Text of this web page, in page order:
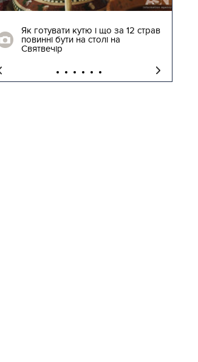
Як готувати кутю і що за 12 страв
повинні бути на столі на
Святвечір